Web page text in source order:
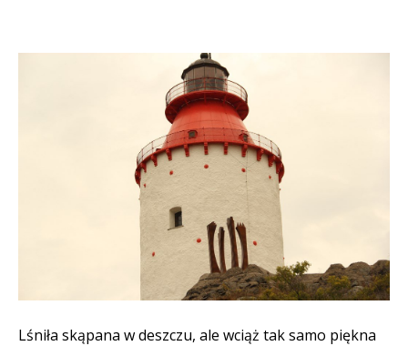
Lśniła skąpana w deszczu, ale wciąż tak samo piękna